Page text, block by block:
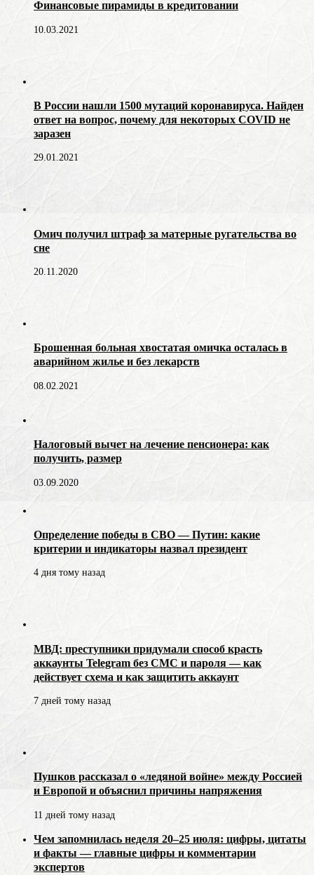
Финансовые пирамиды в кредитовании
10.03.2021
В России нашли 1500 мутаций коронавируса. Найден
ответ на вопрос, почему для некоторых COVID не
заразен
29.01.2021
Омич получил штраф за матерные ругательства во
сне
20.11.2020
Брошенная больная хвостатая омичка осталась в
аварийном жилье и без лекарств
08.02.2021
Налоговый вычет на лечение пенсионера: как
получить, размер
03.09.2020
Определение победы в СВО — Путин: какие
критерии и индикаторы назвал президент
4 дня тому назад
МВД: преступники придумали способ красть
аккаунты Telegram без СМС и пароля — как
действует схема и как защитить аккаунт
7 дней тому назад
Пушков рассказал о «ледяной войне» между Россией
и Европой и объяснил причины напряжения
11 дней тому назад
Чем запомнилась неделя 20–25 июля: цифры, цитаты
и факты — главные цифры и комментарии
экспертов